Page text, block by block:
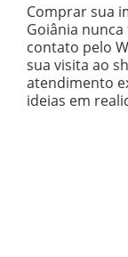
Comprar sua
Goiânia
contato pelo
sua visita ao
atendimento
ideias em